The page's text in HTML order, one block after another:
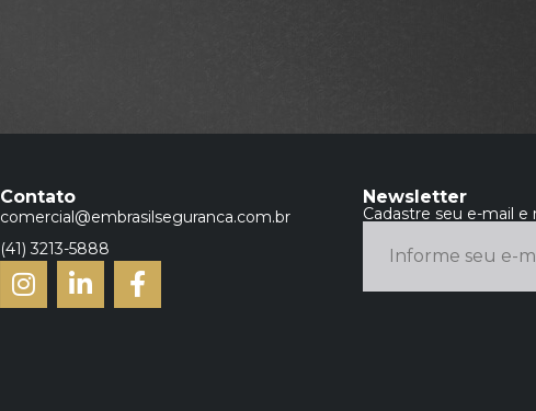
Contato
comercial@embrasilseguranca.com.br
(41) 3213-5888
Newsletter
Cadastre seu e-mail